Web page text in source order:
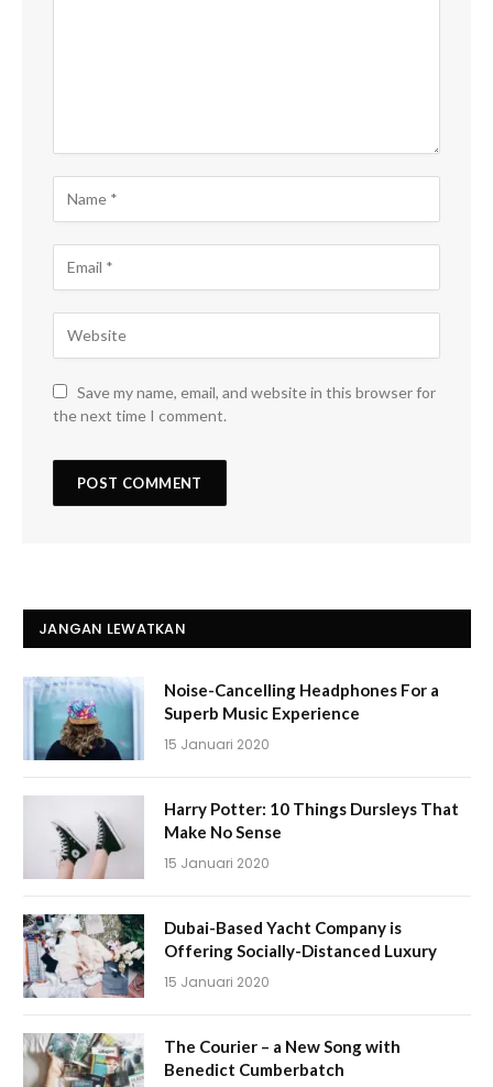
Save my name, email, and website in this browser for
the next time I comment.
JANGAN LEWATKAN
Noise-Cancelling Headphones For a
Superb Music Experience
15 Januari 2020
Harry Potter: 10 Things Dursleys That
Make No Sense
15 Januari 2020
Dubai-Based Yacht Company is
Offering Socially-Distanced Luxury
15 Januari 2020
The Courier – a New Song with
Benedict Cumberbatch